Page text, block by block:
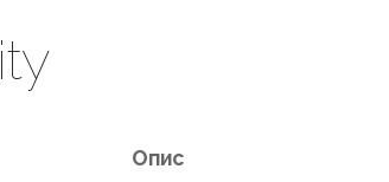
Опис